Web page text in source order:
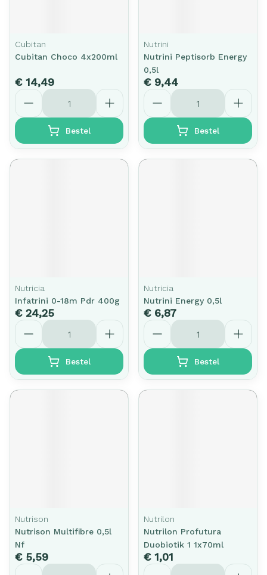
Cubitan
Cubitan Choco 4x200ml
€ 14,49
Aantal
Bestel
Nutrini
Nutrini Peptisorb Energy
0,5l
€ 9,44
Aantal
Bestel
Nutricia
Infatrini 0-18m Pdr 400g
€ 24,25
Aantal
Bestel
Nutricia
Nutrini Energy 0,5l
€ 6,87
Aantal
Bestel
Nutrison
Nutrison Multifibre 0,5l
Nf
€ 5,59
Aantal
Nutrilon
Nutrilon Profutura
Duobiotik 1 1x70ml
€ 1,01
Aantal